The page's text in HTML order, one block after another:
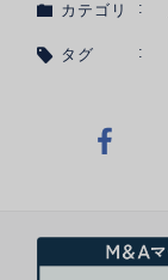
カテゴリ
タグ